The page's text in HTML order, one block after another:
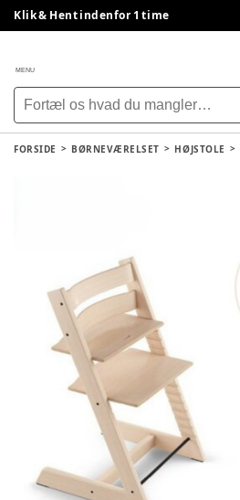
Klik & Hent indenfor 1 time
MENU
FORSIDE BØRNEVÆRELSET HØJSTOLE